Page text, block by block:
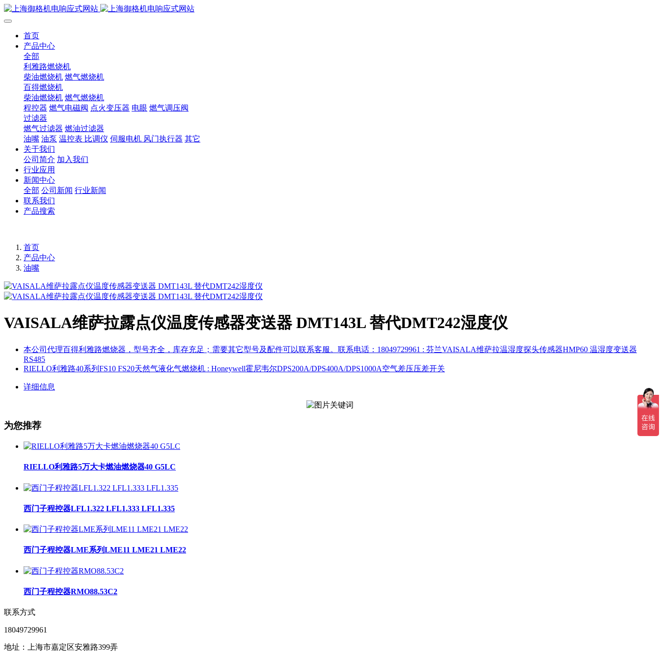
首页
产品中心
全部
利雅路燃烧机
柴油燃烧机 燃气燃烧机
百得燃烧机
柴油燃烧机 燃气燃烧机
程控器 燃气电磁阀 点火变压器 电眼 燃气调压阀
过滤器
燃气过滤器 燃油过滤器
油嘴 油泵 温控表 比调仪 伺服电机 风门执行器 其它
关于我们
公司简介 加入我们
行业应用
新闻中心
全部 公司新闻 行业新闻
联系我们
产品搜索
首页
产品中心
油嘴
VAISALA维萨拉露点仪温度传感器变送器 DMT143L 替代DMT242湿度仪
本公司代理百得利雅路燃烧器，型号齐全，库存充足；需要其它型号及配件可以联系客服。联系电话：18049729961 : 芬兰VAISALA维萨拉温湿度探头传感器HMP60 温湿度变送器
RS485
RIELLO利雅路40系列FS10 FS20天然气液化气燃烧机 : Honeywell霍尼韦尔DPS200A/DPS400A/DPS1000A空气差压压差开关
详细信息
为您推荐
RIELLO利雅路5万大卡燃油燃烧器40 G5LC
西门子程控器LFL1.322 LFL1.333 LFL1.335
西门子程控器LME系列LME11 LME21 LME22
西门子程控器RMO88.53C2
联系方式
18049729961
地址：上海市嘉定区安雅路399弄